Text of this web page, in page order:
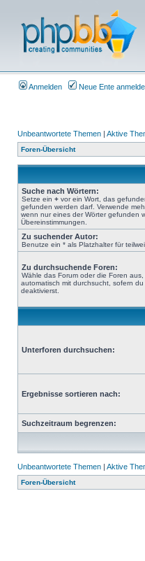
Anmelden Neue Ente
Unbeantwortete Themen | Aktive
Foren-Übersicht
Suche nach Wörtern:
Setze ein + vor ein Wort, das
gefunden werden darf. Verwende
wenn nur eines der Wörter gefunden
Übereinstimmungen.
Zu suchender Autor:
Benutze ein * als Platzhalter für
Zu durchsuchende Foren:
Wähle das Forum oder die Foren
automatisch mit durchsucht, sofern
deaktivierst.
Unterforen durchsuchen:
Ergebnisse sortieren nach:
Suchzeitraum begrenzen:
Unbeantwortete Themen | Aktive
Foren-Übersicht